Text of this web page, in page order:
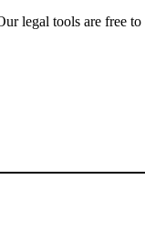
legal tools are free to